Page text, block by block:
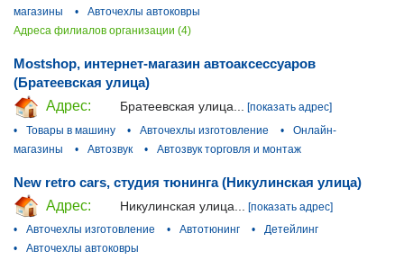
магазины
•
Авточехлы автоковры
Адреса филиалов организации (4)
Mostshop, интернет-магазин автоаксессуаров
(Братеевская улица)
Адрес:
Братеевская улица...
[показать адрес]
•
Товары в машину • Авточехлы изготовление •
Онлайн-
магазины
• Автозвук • Автозвук торговля и монтаж
New retro cars, студия тюнинга (Никулинская улица)
Адрес:
Никулинская улица...
[показать адрес]
•
Авточехлы изготовление • Автотюнинг •
Детейлинг
•
Авточехлы автоковры